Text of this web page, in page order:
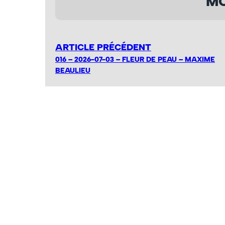
ARTICLE PRÉCÉDENT
016 – 2026-07-03 – FLEUR DE PEAU – MAXIME
BEAULIEU